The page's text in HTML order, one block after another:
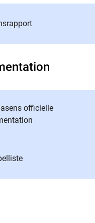
officielle